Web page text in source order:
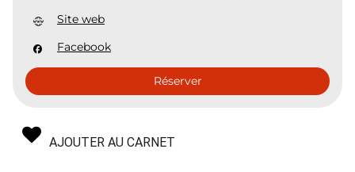
Site web
Facebook
Réserver
AJOUTER AU CARNET